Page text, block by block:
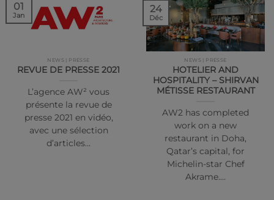
NEWS | PRESSE
REVUE DE PRESSE 2021
L’agence AW² vous
présente la revue de
presse 2021 en vidéo,
avec une sélection
d’articles…
01
Jan
NEWS | PRESSE
HOTELIER AND
HOSPITALITY – SHIRVAN
MÉTISSE RESTAURANT
AW2 has completed
work on a new
restaurant in Doha,
Qatar’s capital, for
Michelin-star Chef
Akrame.…
24
Déc